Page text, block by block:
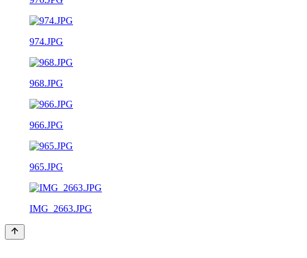
974.JPG
968.JPG
966.JPG
965.JPG
IMG_2663.JPG